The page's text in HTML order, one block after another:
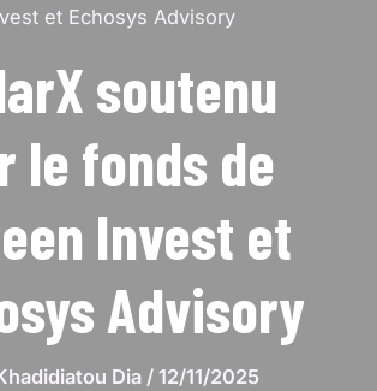
et Echosys Advisory
soutenu
le fonds de
Invest et
Advisory
Dia / 12/11/2025